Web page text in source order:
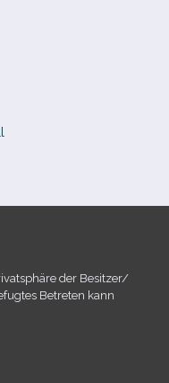
der Besitzer/​
Betreten kann